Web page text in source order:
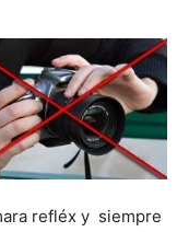
refléx y siempre